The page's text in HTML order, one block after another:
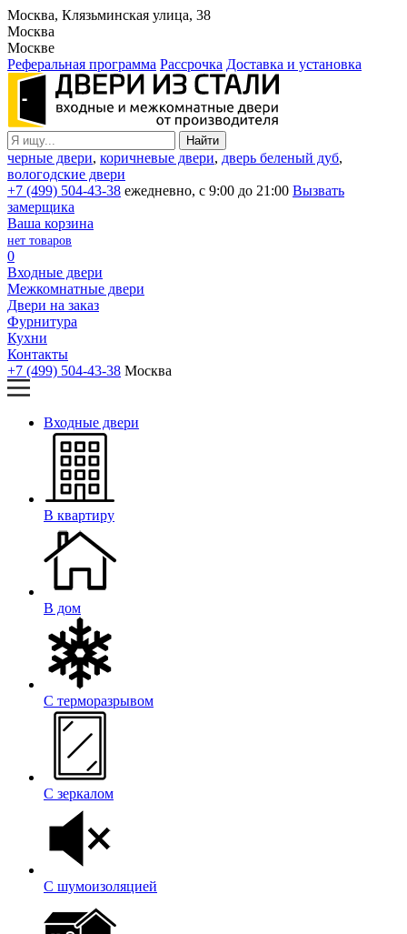
Москва, Клязьминская улица, 38
Москва
Москве
Реферальная программа Рассрочка Доставка и установка
черные двери, коричневые двери, дверь беленый дуб,
вологодские двери
+7 (499) 504-43-38 ежедневно, с 9:00 до 21:00 Вызвать
замерщика
Ваша корзина
нет товаров
0
Входные двери
Межкомнатные двери
Двери на заказ
Фурнитура
Кухни
Контакты
+7 (499) 504-43-38 Москва
Входные двери
В квартиру
В дом
С терморазрывом
С зеркалом
С шумоизоляцией